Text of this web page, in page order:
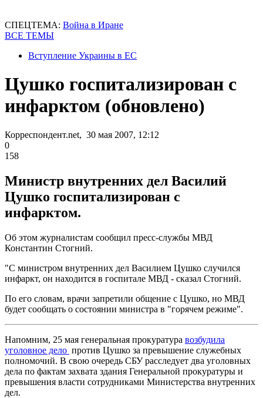
СПЕЦТЕМА: Война в Иране
ВСЕ ТЕМЫ
Вступление Украины в ЕС
Цушко госпитализирован с
инфарктом (обновлено)
Корреспондент.net, 30 мая 2007, 12:12
0
158
Министр внутренних дел Василий
Цушко госпитализирован с
инфарктом.
Об этом журналистам сообщил пресс-службы МВД
Константин Стогний.
"С министром внутренних дел Василием Цушко случился
инфаркт, он находится в госпитале МВД - сказал Стогний.
По его словам, врачи запретили общение с Цушко, но МВД
будет сообщать о состоянии министра в "горячем режиме".
Напомним, 25 мая генеральная прокуратура возбудила
уголовное дело против Цушко за превышение служебных
полномочий. В свою очередь СБУ расследует два уголовных
дела по фактам захвата здания Генеральной прокуратуры и
превышения власти сотрудниками Министерства внутренних
дел.